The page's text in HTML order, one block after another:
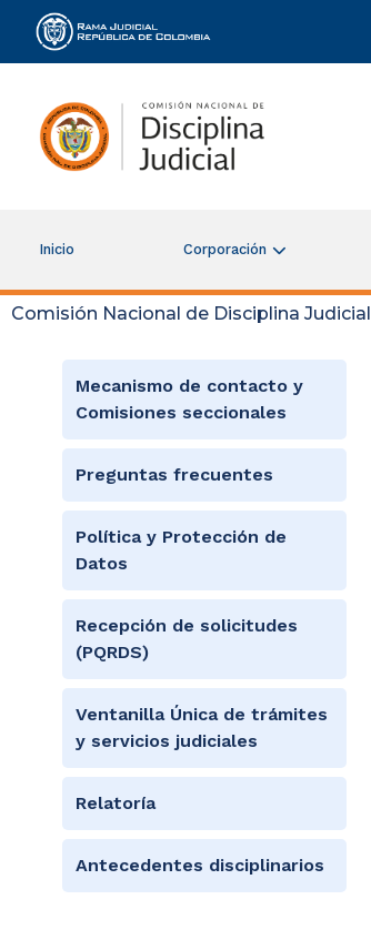
Rama Judicial
Inicio Corporación
Comisión Nacional de Disciplina Judicial
Mecanismo de contacto y
Comisiones seccionales
Preguntas frecuentes
Política y Protección de
Datos
Recepción de solicitudes
(PQRDS)
Ventanilla Única de trámites
y servicios judiciales
Relatoría
Antecedentes disciplinarios